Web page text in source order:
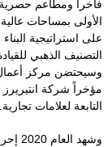
فاخراً ومطاعم
على استراتيجية
وسيحتضن مركز
مؤخراً شركة انتيريرز
التابعة لعلامات تجارية.